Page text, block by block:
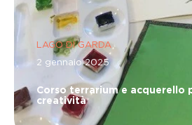
LAGO DI GARDA
2 gennaio 2025
Corso terrarium e acquerello
creatività